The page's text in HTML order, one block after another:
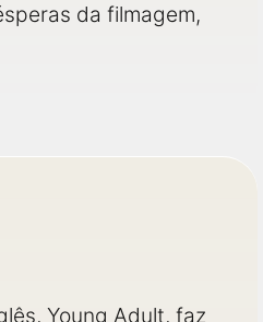
da filmagem,
Young Adult, faz